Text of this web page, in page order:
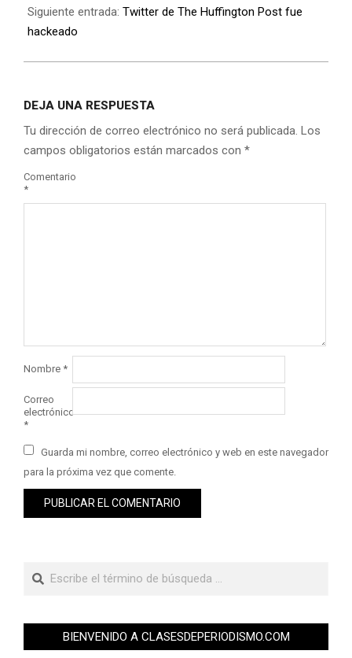
Siguiente entrada: Twitter de The Huffington Post fue
hackeado
DEJA UNA RESPUESTA
Tu dirección de correo electrónico no será publicada. Los
campos obligatorios están marcados con *
Comentario
*
Nombre *
Correo
electrónico
*
Guarda mi nombre, correo electrónico y web en este navegador
para la próxima vez que comente.
BIENVENIDO A CLASESDEPERIODISMO.COM